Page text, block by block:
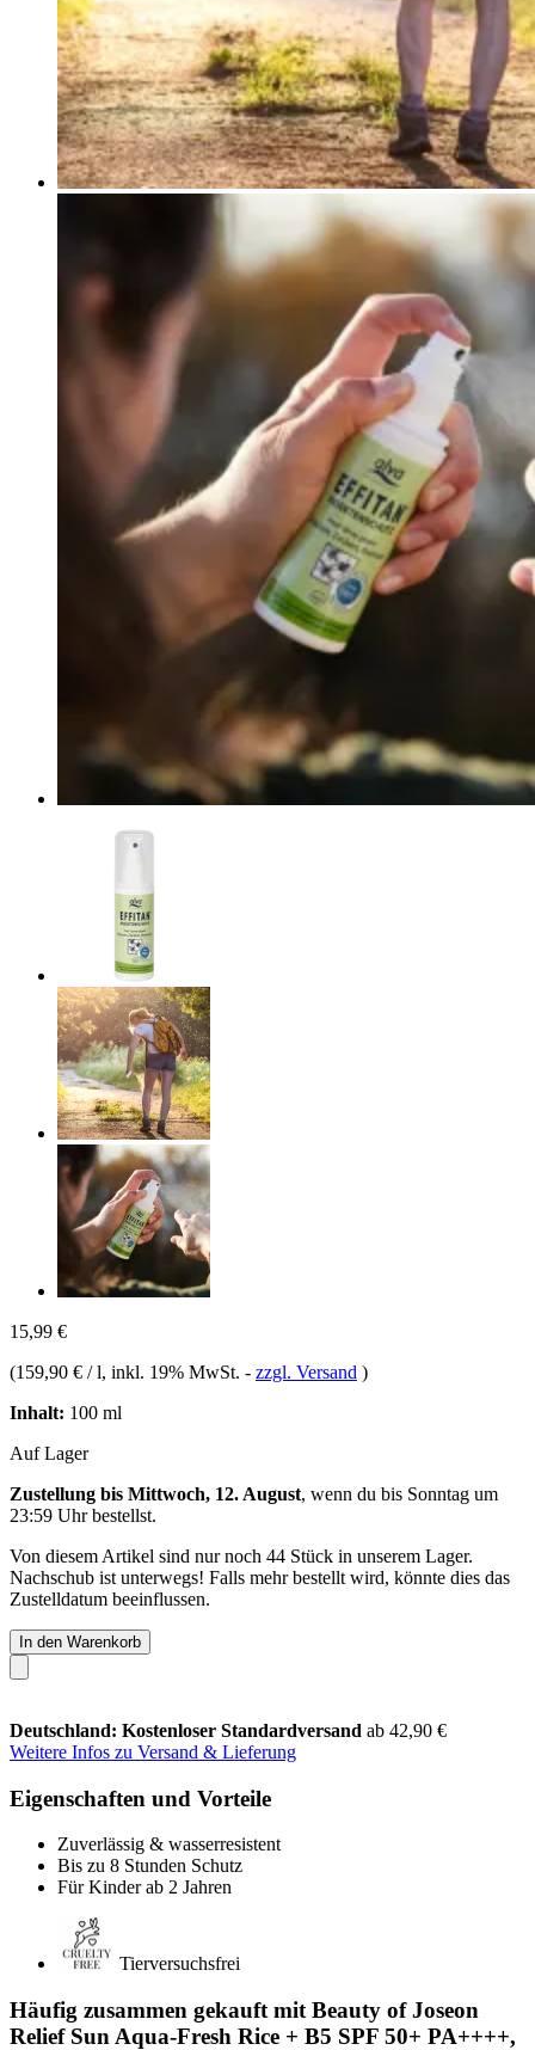
15,99 €
(159,90 € / l, inkl. 19% MwSt. - zzgl. Versand )
Inhalt: 100 ml
Auf Lager
Zustellung bis Mittwoch, 12. August, wenn du bis Sonntag um
23:59 Uhrbestellst.
Von diesem Artikel sind nur noch 44 Stück in unserem Lager.
Nachschub ist unterwegs! Falls mehr bestellt wird, könnte dies das
Zustelldatum beeinflussen.
In den Warenkorb
Deutschland: Kostenloser Standardversand ab 42,90 €
Weitere Infos zu Versand & Lieferung
Eigenschaften und Vorteile
Zuverlässig & wasserresistent
Bis zu 8 Stunden Schutz
Für Kinder ab 2 Jahren
Tierversuchsfrei
Häufig zusammen gekauft mit Beauty of Joseon
Relief Sun Aqua-Fresh Rice + B5 SPF 50+ PA++++,